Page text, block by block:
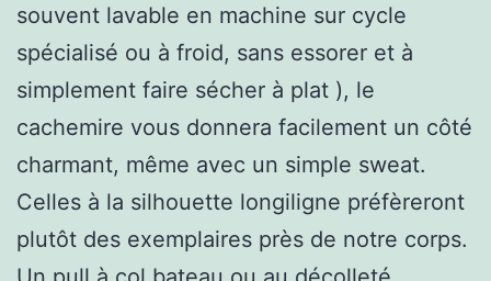
souvent lavable en machine sur cycle
spécialisé ou à froid, sans essorer et à
simplement faire sécher à plat ), le
cachemire vous donnera facilement un côté
charmant, même avec un simple sweat.
Celles à la silhouette longiligne préfèreront
plutôt des exemplaires près de notre corps.